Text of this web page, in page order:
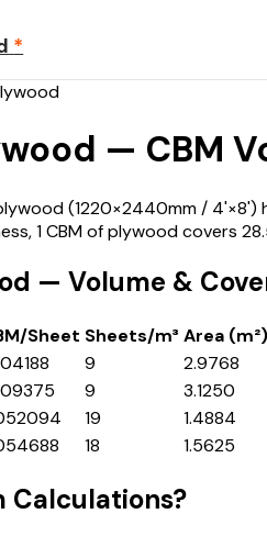
*
— CBM
(1220×2440mm / 4'×8')
1 CBM of plywood covers
— Volume &
Sheet Sheets/m³ Area (m²)
9 2.9768
9 3.1250
19 1.4884
18 1.5625
Calculations?